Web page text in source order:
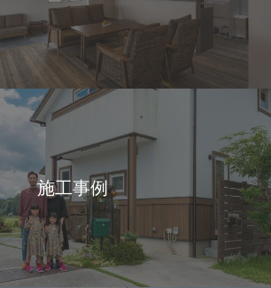
施工事例